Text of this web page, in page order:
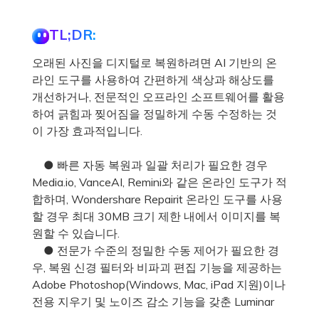
TL;DR:
오래된 사진을 디지털로 복원하려면 AI 기반의 온
라인 도구를 사용하여 간편하게 색상과 해상도를
개선하거나, 전문적인 오프라인 소프트웨어를 활용
하여 긁힘과 찢어짐을 정밀하게 수동 수정하는 것
이 가장 효과적입니다.
● 빠른 자동 복원과 일괄 처리가 필요한 경우
Media.io, VanceAI, Remini와 같은 온라인 도구가 적
합하며, Wondershare Repairit 온라인 도구를 사용
할 경우 최대 30MB 크기 제한 내에서 이미지를 복
원할 수 있습니다.
● 전문가 수준의 정밀한 수동 제어가 필요한 경
우, 복원 신경 필터와 비파괴 편집 기능을 제공하는
Adobe Photoshop(Windows, Mac, iPad 지원)이나
전용 지우기 및 노이즈 감소 기능을 갖춘 Luminar